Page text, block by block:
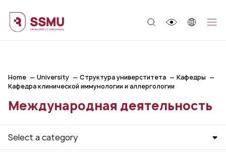
Home University Структура универститета
Кафедры
Кафедра клинической иммунологии и аллергологии
Международная деятельность
Select a category